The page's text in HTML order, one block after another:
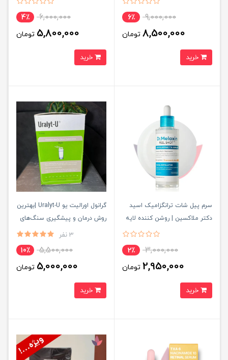
9,000,000 6٪
8,500,000 تومان
6,000,000 4٪
5,800,000 تومان
سرم پیل شات ترانگزامیک اسید
دکتر ملاکسین | روشن کننده لایه
بردار ملایم و یک نواخت کننده
3,000,000 2٪
2,950,000 تومان
گرانول اورالیت یو Uralyt-U |بهترین
روش درمان و پیشگیری سنگ‌های
اسید اوریک کلیه
3 نفر
5,500,000 10٪
5,000,000 تومان